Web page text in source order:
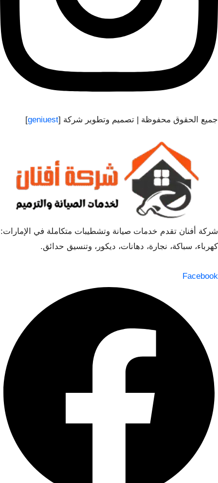
جميع الحقوق محفوظة | تصميم وتطوير شركة [geniuest
]
شركة أفنان تقدم خدمات صيانة وتشطيبات متكاملة في الإمارات:
كهرباء، سباكة، نجارة، دهانات، ديكور، وتنسيق حدائق.
Facebook